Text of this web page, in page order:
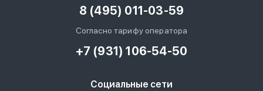
8 (495) 011-03-59
Согласно тарифу оператора
+7 (931) 106-54-50
Социальные сети